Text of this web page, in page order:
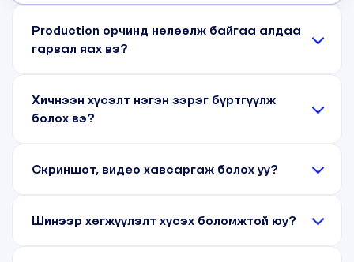
Production орчинд нөлөөлж байгаа алдаа
гарвал яах вэ?
Хичнээн хүсэлт нэгэн зэрэг бүртгүүлж
болох вэ?
Скриншот, видео хавсаргаж болох уу?
Шинээр хөгжүүлэлт хүсэх боломжтой юу?